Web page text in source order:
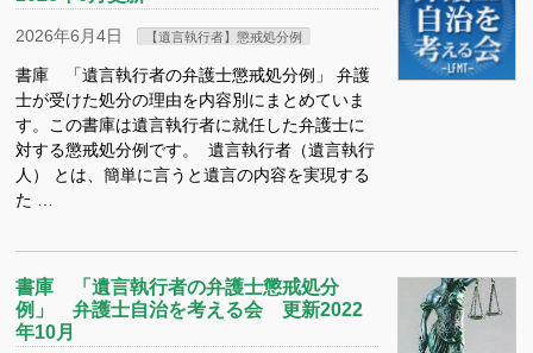
2026年6月4日 【遺言執行者】懲戒処分例
書庫 「遺言執行者の弁護士懲戒処分例」 弁護
士が受けた処分の理由を内容別にまとめていま
す。この書庫は遺言執行者に就任した弁護士に
対する懲戒処分例です。 遺言執行者（遺言執行
人） とは、簡単に言うと遺言の内容を実現する
た …
書庫 「遺言執行者の弁護士懲戒処分
例」 弁護士自治を考える会 更新2022
年10月